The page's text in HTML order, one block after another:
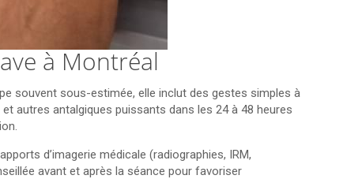
à Montréal
souvent sous-estimée, elle inclut des gestes simples à
autres antalgiques puissants dans les 24 à 48 heures
d’imagerie médicale (radiographies, IRM,
avant et après la séance pour favoriser